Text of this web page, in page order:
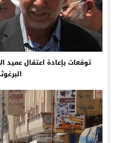
توقعات بإعادة اعتقال عميد